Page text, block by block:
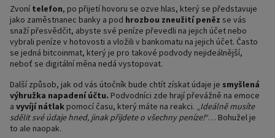
Zvoní telefon, po přijetí hovoru se ozve hlas, který se představuje
jako zaměstnanec banky a pod hrozbou zneužití peněz se vás
snaží přesvědčit, abyste své peníze převedli na jejich účet nebo
vybrali peníze v hotovosti a vložili v bankomatu na jejich účet. Často
se jedná bitcoinmat, který je pro takové podvody nejideálnější,
neboť se digitální měna nedá vystopovat.
Další způsob, jak od vás útočník bude chtít získat údaje je smyšlená
výhružka napadení účtu. Podvodníci zde hrají převážně na emoce
a vyvíjí nátlak pomocí času, který máte na reakci. „ Ideálně musíte
sdělit své údaje hned, jinak přijdete o všechny peníze!“… Bohužel je
to ale naopak.